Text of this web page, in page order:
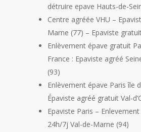
détruire epave Hauts-de-
Centre agréée VHU –
Marne (77) – Epaviste
Enlèvement épave gratuit
France : Epaviste agréé
(93)
Enlèvement épave Paris île
Épaviste agréé gratuit Val-
Epaviste Paris –
24h/7j Val-de-Marne (94)